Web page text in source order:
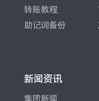
转账教程
助记词备份
新闻资讯
集团新闻